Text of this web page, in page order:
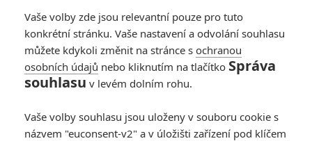
KOMENTÁŘE 0
Vaše volby zde jsou relevantní pouze pro tuto
konkrétní stránku. Vaše nastavení a odvolání souhlasu
můžete kdykoli změnit na stránce s ochranou
osobních údajů nebo kliknutím na tlačítko Správa
souhlasu v levém dolním rohu.
Vaše volby souhlasu jsou uloženy v souboru cookie s
názvem "euconsent-v2" a v úložišti zařízení pod klíčem